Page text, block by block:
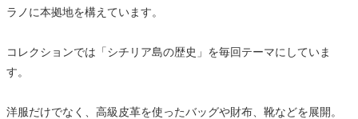
ラノに本拠地を構えています。
コレクションでは「シチリア島の歴史」を毎回テーマにしていま
す。
洋服だけでなく、高級皮革を使ったバッグや財布、靴などを展開。